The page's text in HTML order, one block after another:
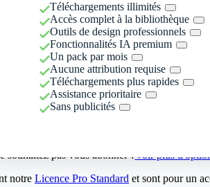
Téléchargements illimités
Accès complet à la bibliothèque
Outils de design professionnels
Fonctionnalités IA premium
Un pack par mois
Aucune attribution requise
Téléchargements plus rapides
Assistance prioritaire
Sans publicités
souhaitez pas vous abonner ?Voir plus
notre Licence Pro Standard et sont pour un